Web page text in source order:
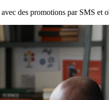
des promotions par SMS et